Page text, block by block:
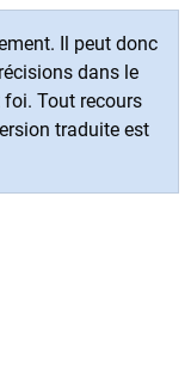
Il peut donc
dans le
Tout recours
traduite est